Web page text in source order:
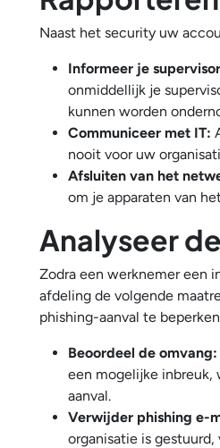
Naast het security uw
Informeer je
onmiddellijk je
kunnen worden
Communiceer met IT:
nooit voor uw
Afsluiten van het
om je apparaten van
Analyseer
Zodra een werknemer een
afdeling de volgende
phishing-aanval te
Beoordeel de omvang:
een mogelijke inbreuk,
aanval.
Verwijder phishing e-
organisatie is